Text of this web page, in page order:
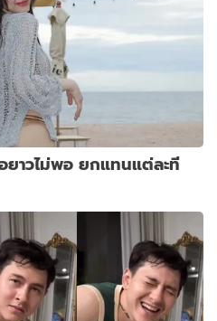
าวไม่พอ ยกแทนแต่ละที